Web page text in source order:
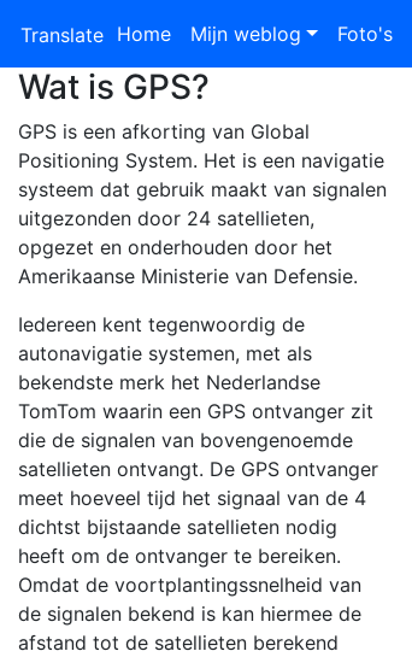
Translate Home Mijn weblog Foto's
Wat is GPS?
GPS is een afkorting van Global
Positioning System. Het is een navigatie
systeem dat gebruik maakt van signalen
uitgezonden door 24 satellieten,
opgezet en onderhouden door het
Amerikaanse Ministerie van Defensie.
Iedereen kent tegenwoordig de
autonavigatie systemen, met als
bekendste merk het Nederlandse
TomTom waarin een GPS ontvanger zit
die de signalen van bovengenoemde
satellieten ontvangt. De GPS ontvanger
meet hoeveel tijd het signaal van de 4
dichtst bijstaande satellieten nodig
heeft om de ontvanger te bereiken.
Omdat de voortplantingssnelheid van
de signalen bekend is kan hiermee de
afstand tot de satellieten berekend